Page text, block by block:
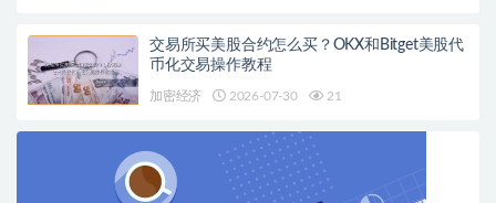
交易所买美股合约怎么买？OKX和Bitget美股代
币化交易操作教程
加密经济 2026-07-30 21